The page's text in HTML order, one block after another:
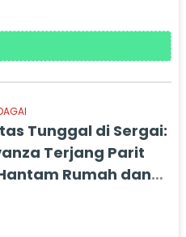
Tunggal di Sergai:
Terjang Parit
Rumah dan
Warga